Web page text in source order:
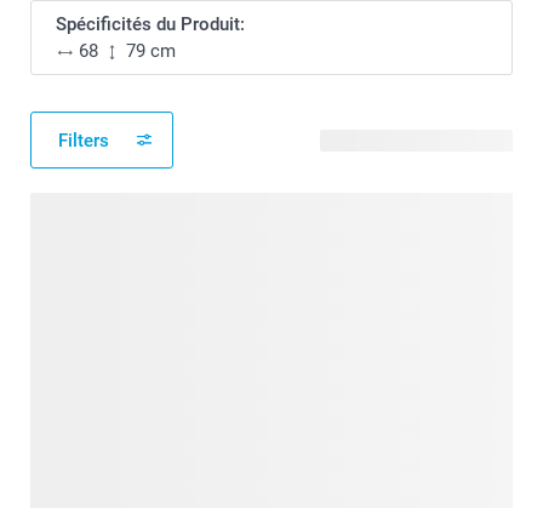
Spécificités du Produit:
68
79 cm
Filters